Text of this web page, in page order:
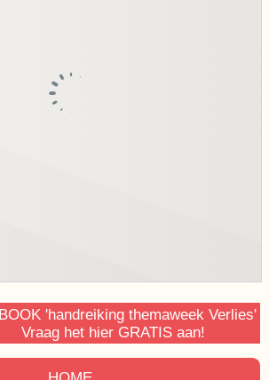
'handreiking themaweek Verlies'
Vraag het hier GRATIS aan!